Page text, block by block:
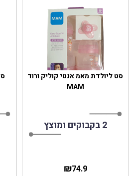
סט ליולדת מאמ אנטי קוליק ורוד
MAM
2 בקבוקים ומוצץ
74.9
₪